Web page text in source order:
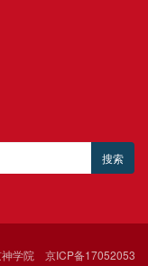
神学院 京ICP备17052053